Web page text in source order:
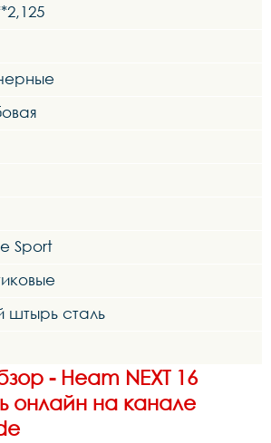
Sport
штырь сталь
- Heam NEXT 16
онлайн на канале